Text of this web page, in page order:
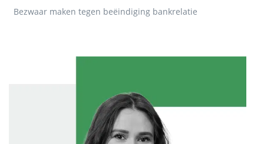
Bezwaar maken tegen beëindiging bankrelatie